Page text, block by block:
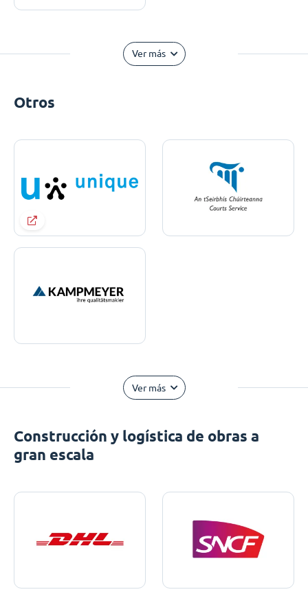
Ver más
Otros
Ver más
Construcción y logística de obras a
gran escala